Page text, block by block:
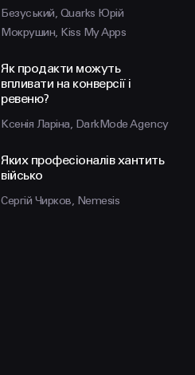
Безуський, Quarks Юрій
Мокрушин, Kiss My Apps
Як продакти можуть
впливати на конверсії і
ревеню?
Ксенія Ларіна, DarkMode Agency
Яких професіоналів хантить
військо
Сергій Чирков, Nemesis